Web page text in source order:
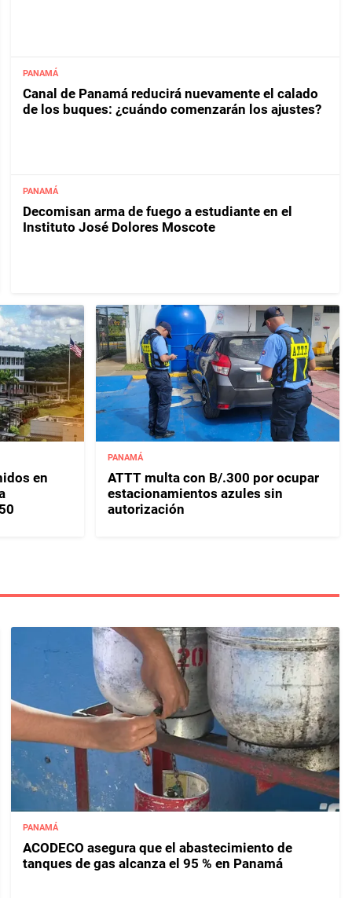
PANAMÁ
Canal de Panamá reducirá nuevamente el calado
de los buques: ¿cuándo comenzarán los ajustes?
PANAMÁ
Decomisan arma de fuego a estudiante en el
Instituto José Dolores Moscote
en
PANAMÁ
ATTT multa con B/.300 por ocupar
estacionamientos azules sin
autorización
PANAMÁ
ACODECO asegura que el abastecimiento de
tanques de gas alcanza el 95 % en Panamá